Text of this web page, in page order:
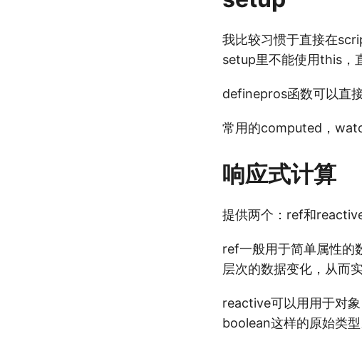
我比较习惯于直接在
setup里不能使用this，
definepros函数可以直
常用的computed，
响应式计算
提供两个：ref和
ref一般用于简单属性的
层次的数据变化，从而
reactive可以用用于对
boolean这样的原始类型